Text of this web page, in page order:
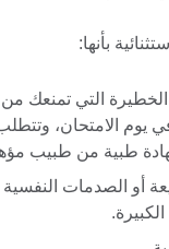
بأنها:
الخطيرة التي تمنعك من
الامتحان،
طبية من طبيب
أو الصدمات